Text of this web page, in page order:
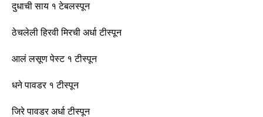
दुधाची साय १ टेबलस्पून
ठेचलेली हिरवी मिरची अर्धा टीस्पून
आलं लसूण पेस्ट १ टीस्पून
धने पावडर १ टीस्पून
जिरे पावडर अर्धा टीस्पून